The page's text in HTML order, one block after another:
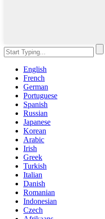
English
French
German
Portuguese
Spanish
Russian
Japanese
Korean
Arabic
Irish
Greek
Turkish
Italian
Danish
Romanian
Indonesian
Czech